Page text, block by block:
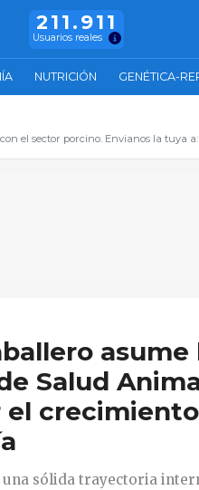
211.911
Usuarios reales
NUTRICIÓN GENÉTICA-
el sector porcino. Envianos la tuya a:
Salud
el
sólida trayectoria